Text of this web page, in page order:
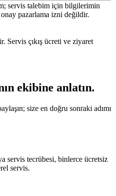
servis talebim için bilgilerimin
pazarlama izni değildir.
Servis çıkış ücreti ve ziyaret
ekibine anlatın.
size en doğru sonraki adımı
servis tecrübesi, binlerce ücretsiz
servis.